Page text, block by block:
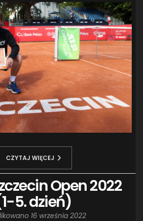
CZYTAJ WIĘCEJ
Open 2022
5. dzień)
16 września 2022